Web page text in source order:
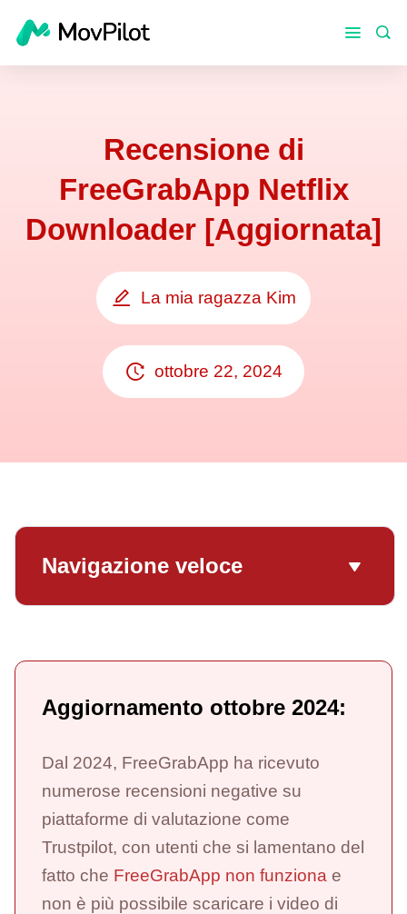
Recensione di
FreeGrabApp Netflix
Downloader [Aggiornata]
La mia ragazza Kim
ottobre 22, 2024
Navigazione veloce
Aggiornamento ottobre 2024:
Dal 2024, FreeGrabApp ha ricevuto
numerose recensioni negative su
piattaforme di valutazione come
Trustpilot, con utenti che si lamentano del
fatto che FreeGrabApp non funziona e
non è più possibile scaricare i video di